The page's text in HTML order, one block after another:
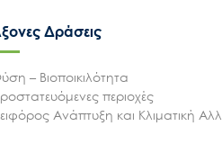
Δράσεις
– Βιοποικιλότητα
περιοχές
Ανάπτυξη και Κλιματική